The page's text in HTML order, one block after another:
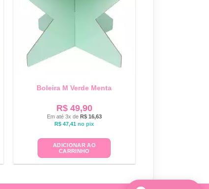
Boleira M Verde Menta
R$49,90
Em até 3x de R$16,63
R$ 47,41 no pix
ADICIONAR AO
CARRINHO